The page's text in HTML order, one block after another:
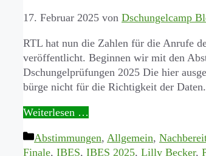
17. Februar 2025 von Dschungelcamp
RTL hat nun die Zahlen für die Anrufe
veröffentlicht. Beginnen wir mit den
Dschungelprüfungen 2025 Die hier
bürge nicht für die Richtigkeit der
Weiterlesen …
Kategorien
Abstimmungen, Allgemein,
Finale, IBES, IBES 2025, Lilly Becker,